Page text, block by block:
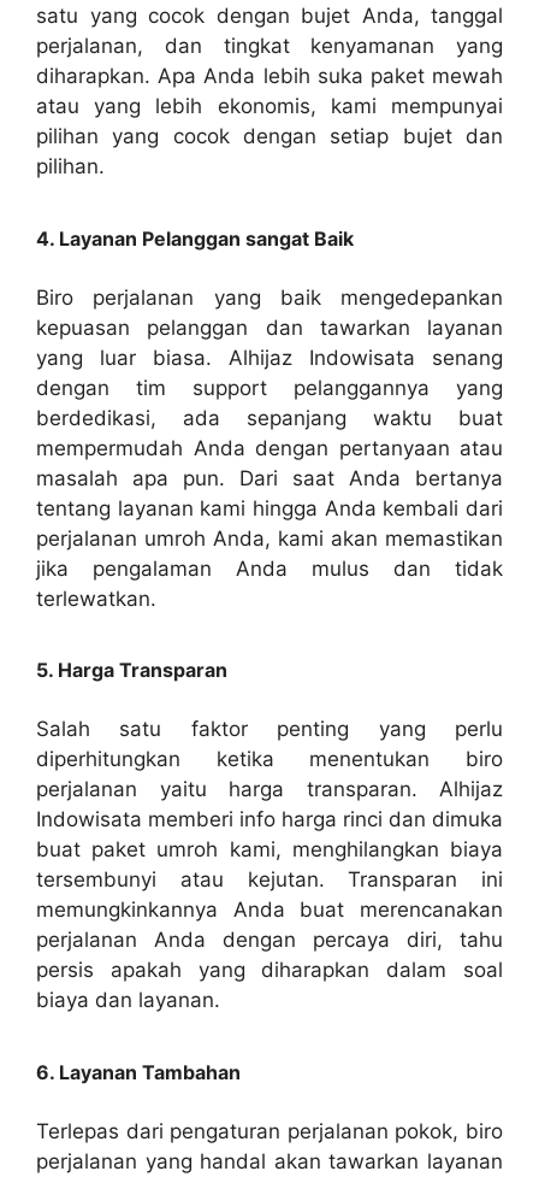
satu yang cocok dengan bujet Anda, tanggal
perjalanan, dan tingkat kenyamanan yang
diharapkan. Apa Anda lebih suka paket mewah
atau yang lebih ekonomis, kami mempunyai
pilihan yang cocok dengan setiap bujet dan
pilihan.
4. Layanan Pelanggan sangat Baik
Biro perjalanan yang baik mengedepankan
kepuasan pelanggan dan tawarkan layanan
yang luar biasa. Alhijaz Indowisata senang
dengan tim support pelanggannya yang
berdedikasi, ada sepanjang waktu buat
mempermudah Anda dengan pertanyaan atau
masalah apa pun. Dari saat Anda bertanya
tentang layanan kami hingga Anda kembali dari
perjalanan umroh Anda, kami akan memastikan
jika pengalaman Anda mulus dan tidak
terlewatkan.
5. Harga Transparan
Salah satu faktor penting yang perlu
diperhitungkan ketika menentukan biro
perjalanan yaitu harga transparan. Alhijaz
Indowisata memberi info harga rinci dan dimuka
buat paket umroh kami, menghilangkan biaya
tersembunyi atau kejutan. Transparan ini
memungkinkannya Anda buat merencanakan
perjalanan Anda dengan percaya diri, tahu
persis apakah yang diharapkan dalam soal
biaya dan layanan.
6. Layanan Tambahan
Terlepas dari pengaturan perjalanan pokok, biro
perjalanan yang handal akan tawarkan layanan